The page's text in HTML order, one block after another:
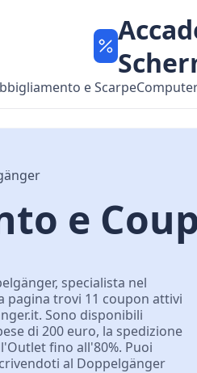
e Scarpe
e
specialista nel
pagina trovi 11 coupon attivi
Sono disponibili
di 200 euro, la spedizione
fino all'80%. Puoi
al Doppelgänger